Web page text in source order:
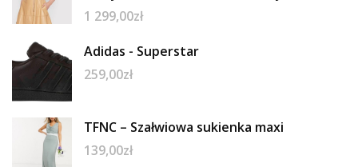
1 299,00zł
Adidas - Superstar
259,00zł
TFNC – Szałwiowa sukienka maxi
139,00zł